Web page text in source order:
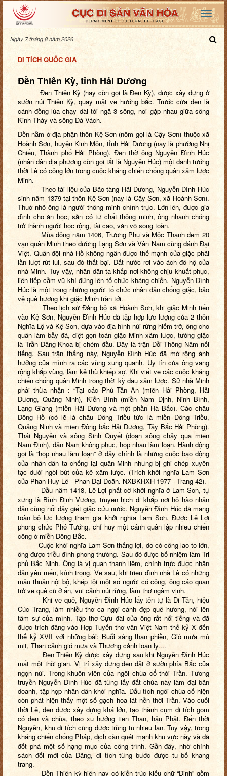
Ngày 7 tháng 8 năm 2026
DI TÍCH QUỐC GIA
Đền Thiên Kỳ, tỉnh Hải Dương
Đền Thiên Kỳ (hay còn gọi là Đền Kỳ), được xây dựng ở
sườn núi Thiên Kỳ, quay mặt về hướng bắc. Trước cửa đền là
cánh đồng lúa chạy dài tới ngã 3 sông, nơi gặp nhau giữa sông
Kinh Thày và sông Đá Vách.
Đền nằm ở địa phận thôn Kệ Sơn (nôm gọi là Cậy Sơn) thuộc xã
Hoành Sơn, huyện Kinh Môn, tỉnh Hải Dương (nay là phường Nhị
Chiểu, Thành phố Hải Phòng). Đền thờ ông Nguyễn Đình Húc
(nhân dân địa phương còn gọi tắt là Nguyễn Húc) một danh tướng
thời Lê có công lớn trong cuộc kháng chiến chống quân xâm lược
Minh.
Theo tài liệu của Bảo tàng Hải Dương, Nguyễn Đình Húc
sinh năm 1379 tại thôn Kệ Sơn (nay là Cậy Sơn, xã Hoành Sơn).
Thuở nhỏ ông là người thông minh chính trực. Lớn lên, được gia
đình cho ăn học, sẵn có tư chất thông minh, ông nhanh chóng
trở thành người học rộng, tài cao, văn võ song toàn.
Mùa đông năm 1406, Trương Phụ và Mộc Thạnh đem 20
vạn quân Minh theo đường Lạng Sơn và Vân Nam cùng đánh Đại
Việt. Quân đội nhà Hồ không ngăn được thế mạnh của giặc phải
lần lượt rút lui, sau đó thất bại. Đất nước rơi vào ách đô hộ của
nhà Minh. Tuy vậy, nhân dân ta khắp nơi không chịu khuất phục,
liên tiếp cầm vũ khí đứng lên tổ chức kháng chiến. Nguyễn Đình
Húc là một trong những người tổ chức nhân dân chống giặc, bảo
vệ quê hương khi giặc Minh tràn tới.
Theo lịch sử Đảng bộ xã Hoành Sơn, khi giặc Minh tiến
vào Kệ Sơn, Nguyễn Đình Húc đã tập hợp lực lượng của 2 thôn
Nghĩa Lộ và Kệ Sơn, dựa vào địa hình núi rừng hiểm trở, ông cho
quân làm bẫy đá, diệt gọn toán giặc Minh xâm lược, tướng giặc
là Trần Đăng Khoa bị chém đầu. Đây là trận Đồi Thông Năm nổi
tiếng. Sau trận thắng này, Nguyễn Đình Húc đã mở rộng ảnh
hưởng của mình ra các vùng xung quanh. Uy tín của ông vang
rộng khắp vùng, làm kẻ thù khiếp sợ. Khi viết về các cuộc kháng
chiến chống quân Minh trong thời kỳ đầu xâm lược. Sử nhà Minh
phải thừa nhận : “Tại các Phủ Tân An (miền Hải Phòng, Hải
Dương, Quảng Ninh), Kiến Bình (miền Nam Định, Ninh Bình,
Lạng Giang (miền Hải Dương và một phần Hà Bắc). Các châu
Đông Hồ (có lẽ là châu Đông Triều tức là miền Đông Triều,
Quảng Ninh và miền Đông bắc Hải Dương, Tây Bắc Hải Phòng).
Thái Nguyên và sông Sinh Quyết (đoạn sông chảy qua miền
Nam Định), dân Nam không phục, họp nhau làm loạn. Hành động
gọi là “họp nhau làm loạn” ở đây chính là những cuộc bạo động
của nhân dân ta chống lại quân Minh nhưng bị ghi chép xuyên
tạc dưới ngòi bút của kẻ xâm lược. (Trích khởi nghĩa Lam Sơn
của Phan Huy Lê - Phan Đại Doãn. NXBKHXH 1977 - Trang 42).
Đầu năm 1418, Lê Lợi phất cờ khởi nghĩa ở Lam Sơn, tự
xưng là Bình Định Vương, truyền hịch đi khắp nơi hô hào nhân
dân cùng nổi dậy giết giặc cứu nước. Nguyễn Đình Húc đã mang
toàn bộ lực lượng tham gia khởi nghĩa Lam Sơn. Được Lê Lợi
phong chức Phó Tướng, chỉ huy một cánh quân lập nhiều chiến
công ở miền Đông Bắc.
Cuộc khởi nghĩa Lam Sơn thắng lợi, do có công lao to lớn,
ông được triều đình phong thưởng. Sau đó được bổ nhiệm làm Tri
phủ Bắc Ninh. Ông là vị quan thanh liêm, chính trực được nhân
dân yêu mến, kính trọng. Về sau, khi triều đình nhà Lê có những
mâu thuẫn nội bộ, khép tội một số người có công, ông cáo quan
trở về quê cũ ở ẩn, vui cảnh núi rừng, làm thơ ngâm vịnh.
Khi về quê, Nguyễn Đình Húc lấy tên tự là Di Tân, hiệu
Cúc Trang, làm nhiều thơ ca ngợi cảnh đẹp quê hương, nói lên
tâm sự của mình. Tập thơ Cựu đài của ông rất nổi tiếng và đã
được trích đăng vào Hợp Tuyển thơ văn Việt Nam thế kỷ X đến
thế kỷ XVII với những bài: Buổi sáng than phiền, Gió mưa mù
mịt, Than cảnh gió mưa và Thương cảnh loạn ly....
Đền Thiên Kỳ được xây dựng sau khi Nguyễn Đình Húc
mất một thời gian. Vị trí xây dựng đền đặt ở sườn phía Bắc của
ngọn núi. Trong khuôn viên của ngôi chùa cổ thời Trần. Tương
truyền Nguyễn Đình Húc đã từng lấy đất chùa này làm đại bản
doanh, tập hợp nhân dân khởi nghĩa. Dấu tích ngôi chùa cổ hiện
còn phát hiện thấy một số gạch hoa lát nền thời Trần. Vào cuối
thời Lê, đền được xây dựng khá lớn, tạo thành cụm di tích gồm
có đền và chùa, theo xu hướng tiền Thần, hậu Phật. Đến thời
Nguyễn, khu di tích cũng được trùng tu nhiều lần. Tuy vậy, trong
kháng chiến chống Pháp, địch càn quét mạnh khu vực này và đã
đốt phá một số hạng mục của công trình. Gần đây, nhờ chính
sách đổi mới của Đảng, di tích từng bước được tu bổ khang
trang.
Đền Thiên kỳ hiện nay có kiến trúc kiểu chữ “Đinh” gồm